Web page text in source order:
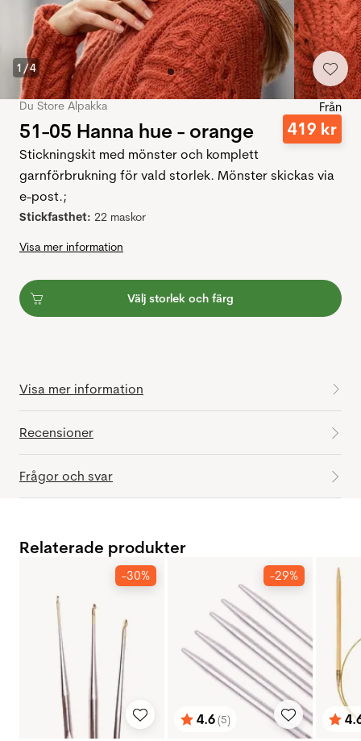
1/4
Du Store Alpakka
51-05 Hanna hue - orange
Från
419 kr
Stickningskit med mönster och komplett
garnförbrukning för vald storlek. Mönster skickas via
e-post.;
Stickfasthet: 22 maskor
Visa mer information
Välj storlek och färg
Visa mer information
Recensioner
Frågor och svar
Relaterade produkter
-30% -29%
Betyg:
4.6(5)
utav 5 stjärnor utav